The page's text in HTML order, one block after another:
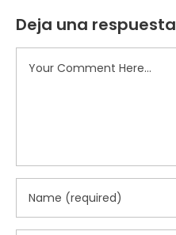
Deja una respuesta